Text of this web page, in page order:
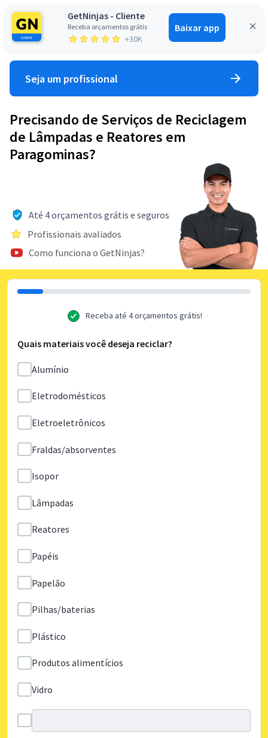
GetNinjas - Cliente
Receba orçamentos grátis
+30K
Baixar app
Entrar
Seja um profissional
Precisando de Serviços de Reciclagem
de Lâmpadas e Reatores em
Paragominas?
Até 4 orçamentos grátis e seguros
Profissionais avaliados
Como funciona o GetNinjas?
Receba até 4 orçamentos grátis!
Quais materiais você deseja reciclar?
Alumínio
Eletrodomésticos
Eletroeletrônicos
Fraldas/absorventes
Isopor
Lâmpadas
Reatores
Papéis
Papelão
Pilhas/baterias
Plástico
Produtos alimentícios
Vidro